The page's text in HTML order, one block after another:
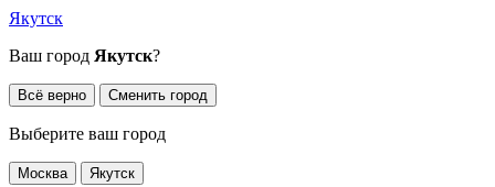
Якутск
Ваш город Якутск?
Всё верно Сменить город
Выберите ваш город
Москва Якутск